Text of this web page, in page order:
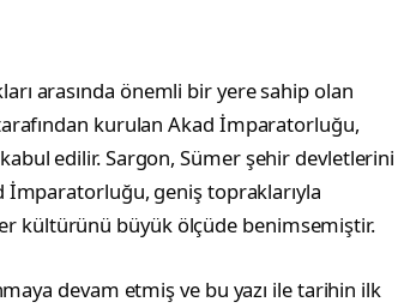
arasında önemli bir yere sahip olan
kurulan Akad İmparatorluğu,
edilir. Sargon, Sümer şehir devletlerini
geniş topraklarıyla
kültürünü büyük ölçüde benimsemiştir.
devam etmiş ve bu yazı ile tarihin ilk